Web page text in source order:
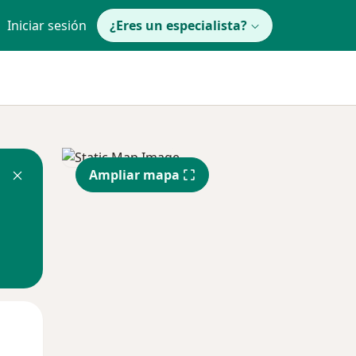
Iniciar sesión ¿Eres un especialista?
Ampliar mapa